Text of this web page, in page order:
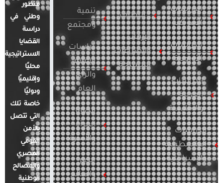
الدراسات
الأمريكية
الدراسات
الأوروبية
الدراسات
العربية
والإقليمية
الدراسات
الفلسطينية
والإسرائيلية
التطرف
الإرهاب
والصراعات
المسلحة
تنمية
ومجتمع
دراسات
الإعلام
والرأي
العام
قضايا
المرأة
والأسرة
مصر
والعالم
منظور
وطني في
دراسة
القضايا
الاستراتيجية
محليًا
وإقليميًا
ودوليًا
خاصة تلك
التي تتصل
بالأمن
القومي
المصري
والمصالح
الوطنية